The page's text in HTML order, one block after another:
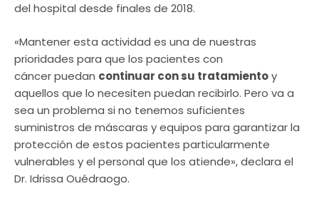
del hospital desde finales de 2018.
«Mantener esta actividad es una de nuestras
prioridades para que los pacientes con
cáncer puedan continuar con su tratamientoy
aquellos que lo necesiten puedan recibirlo. Pero va a
sea un problema si no tenemos suficientes
suministros de máscaras y equipos para garantizar la
protección de estos pacientes particularmente
vulnerables y el personal que los atiende», declara el
Dr. Idrissa Ouédraogo.